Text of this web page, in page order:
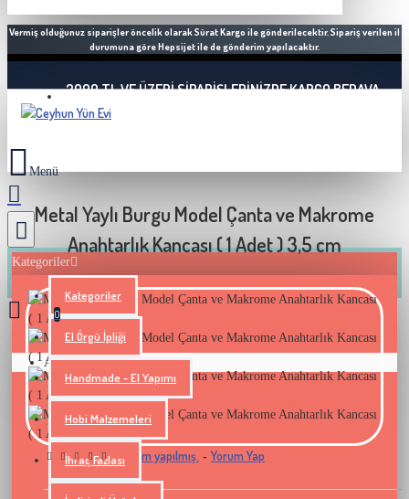
Vermiş olduğunuz siparişler öncelik olarak Sürat Kargo ile gönderilecektir. Sipariş verilen il
durumuna göre Hepsijet ile de gönderim yapılacaktır.
2000 TL VE ÜZERI SIPARIŞLERINIZDE KARGO BEDAVA
Kategoriler
Kategoriler
El Örgü İpliği
Handmade - El Yapımı
Hobi Malzemeleri
İhraç Fazlası
0
Alışveriş sepetiniz boş!
Metal Yaylı Burgu Model Çanta ve Makrome
Anahtarlık Kancası ( 1 Adet ) 3,5 cm
0 yorum yapılmış. - Yorum Yap